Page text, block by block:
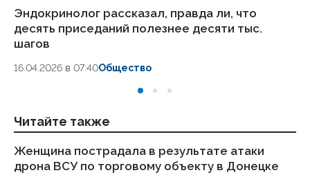
Эндокринолог рассказал, правда ли, что
десять приседаний полезнее десяти тыс.
шагов
16.04.2026 в 07:40Общество
Читайте также
Женщина пострадала в результате атаки
дрона ВСУ по торговому объекту в Донецке